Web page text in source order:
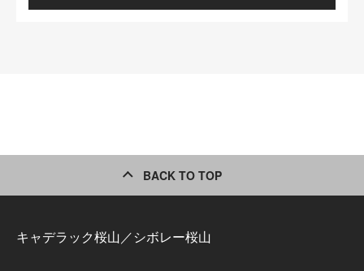
BACK TO TOP
キャデラック桜山／シボレー桜山